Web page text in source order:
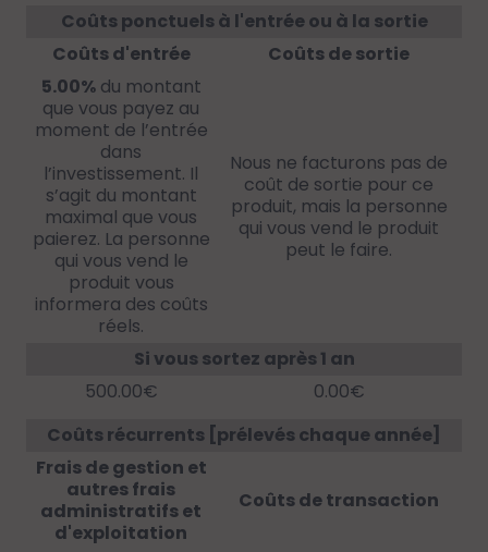
Coûts ponctuels à l'entrée ou à la sortie
Coûts d'entrée
Coûts de sortie
5.00%du montant
que vous payez au
moment de l’entrée
dans
l’investissement. Il
s’agit du montant
maximal que vous
paierez. La personne
qui vous vend le
produit vous
informera des coûts
réels.
Nous ne facturons pas de
coût de sortie pour ce
produit, mais la personne
qui vous vend le produit
peut le faire.
Si vous sortez après 1 an
500.00€
0.00€
Coûts récurrents [prélevés chaque année]
Frais de gestion et
autres frais
administratifs et
d'exploitation
Coûts de transaction